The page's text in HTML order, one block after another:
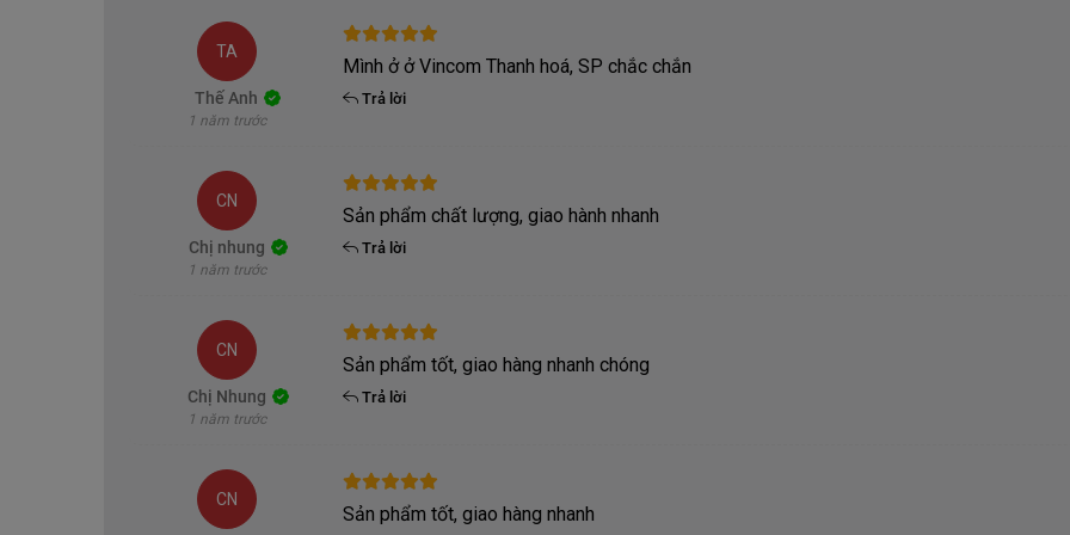
hoạt khớp gối và khớp cổ chân.
TA
Thế Anh
1 năm trước
Mình ở ở Vincom Thanh hoá, SP chắc chắn
Trả lời
CN
Chị nhung
1 năm trước
Sản phẩm chất lượng, giao hành nhanh
Trả lời
CN
Chị Nhung
1 năm trước
Sản phẩm tốt, giao hàng nhanh chóng
Trả lời
CN
Sản phẩm tốt, giao hàng nhanh